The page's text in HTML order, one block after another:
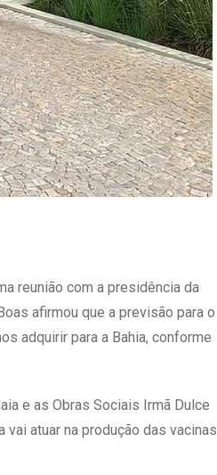
reunião com a presidência da
afirmou que a previsão para o
adquirir para a Bahia, conforme
e as Obras Sociais Irmã Dulce
atuar na produção das vacinas